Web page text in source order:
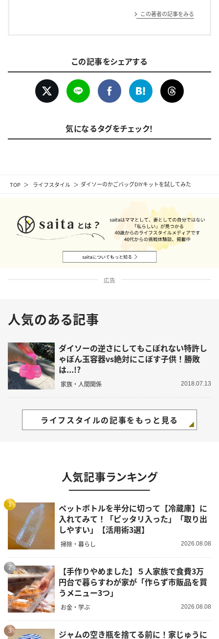
TOP ライフスタイル ダイソーのかごバッグDIYキットを試してみた
この著者の記事をみる
この記事をシェアする
気になるタグをチェック！
広告
人気のある記事
ダイソーの逆さにしてもこぼれない特許し
ゃぼん玉容器vs絶対にこぼす子供！勝敗
は...!?
家族・人間関係 2018.07.13
ライフスタイルの記事をもっと見る
人気記事ランキング
1
ペットボトルを半分に切って【冷蔵庫】に
入れてみて！「ピッタリ入った」「取り出
しやすい」【活用術3選】
掃除・暮らし 2026.08.08
2
【手作りやめました】５人家族で食費3万
円台で暮らすわが家が「作らず市販品を買
うメニュー3つ」
お金・学ぶ 2026.08.08
3
ジャムの空き瓶を捨てる前に！家じゅうに